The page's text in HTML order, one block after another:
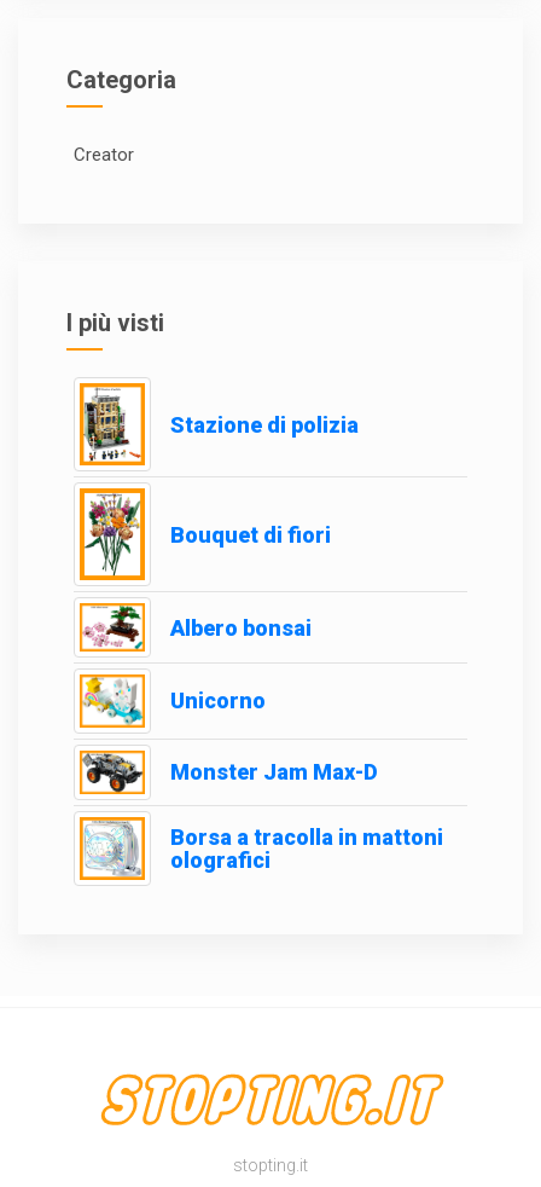
Categoria
Creator
I più visti
Stazione di polizia
Bouquet di fiori
Albero bonsai
Unicorno
Monster Jam Max-D
Borsa a tracolla in mattoni
olografici
stopting.it